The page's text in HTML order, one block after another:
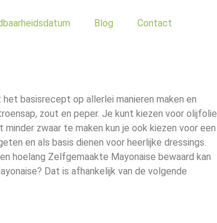
Blog Contact
basisrecept op allerlei manieren maken en
zout en peper. Je kunt kiezen voor olijfolie
zwaar te maken kun je ook kiezen voor een
en als basis dienen voor heerlijke dressings.
hoelang Zelfgemaakte Mayonaise bewaard kan
Dat is afhankelijk van de volgende